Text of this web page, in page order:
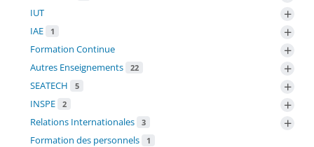
IUT +
IAE 1 +
Formation Continue +
Autres Enseignements 22 +
SEATECH 5 +
INSPE 2 +
Relations Internationales 3 +
Formation des personnels 1